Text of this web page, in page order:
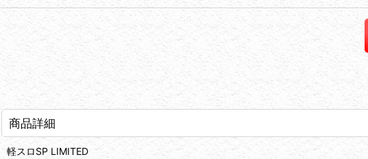
商品詳細
軽スロSP LIMITED